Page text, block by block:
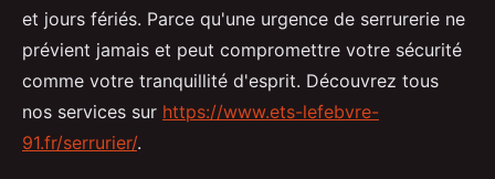
et jours fériés. Parce qu'une urgence de serrurerie ne
prévient jamais et peut compromettre votre sécurité
comme votre tranquillité d'esprit. Découvrez tous
nos services sur https://www.ets-lefebvre-
91.fr/serrurier/.